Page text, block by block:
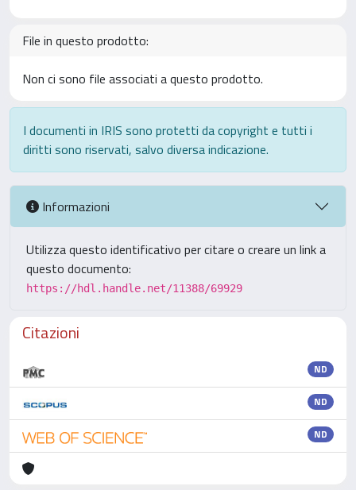
File in questo prodotto:
Non ci sono file associati a questo prodotto.
I documenti in IRIS sono protetti da copyright e tutti i
diritti sono riservati, salvo diversa indicazione.
Informazioni
Utilizza questo identificativo per citare o creare un link a
questo documento:
https://hdl.handle.net/11388/69929
Citazioni
ND
ND
ND